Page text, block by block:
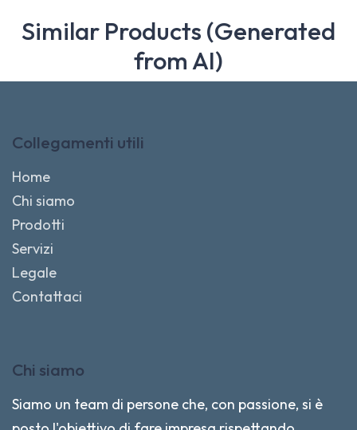
Similar Products (Generated
from AI)
Collegamenti utili
Home
Chi siamo
Prodotti
Servizi
Legale
Contattaci
Chi siamo
Siamo un team di persone che, con passione, si è